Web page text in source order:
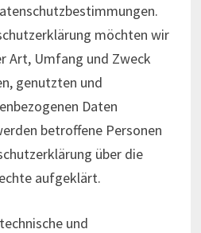
möchten wir
Art, Umfang und Zweck
genutzten und
Daten
betroffene Personen
über die
aufgeklärt.
und